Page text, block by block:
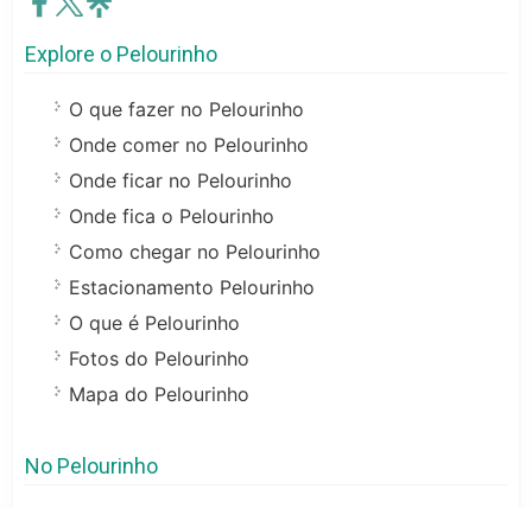
Explore o Pelourinho
O que fazer no Pelourinho
Onde comer no Pelourinho
Onde ficar no Pelourinho
Onde fica o Pelourinho
Como chegar no Pelourinho
Estacionamento Pelourinho
O que é Pelourinho
Fotos do Pelourinho
Mapa do Pelourinho
No Pelourinho